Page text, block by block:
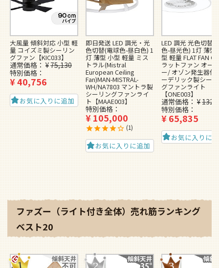
大風量 傾斜対応 小型 軽
量 コイズミ製シーリン
グファン【KIC033】
通常価格 ¥75,130
特別価格
¥40,756
お気に入りに追加
即日発送 LED 調光・光
色切替(電球色-昼白色) 1
灯 薄型 小型 軽量 ミス
トラル(Mistral
European Ceiling
Fan)MAN-MISTRAL-
WH/NA7803 マントラ製
シーリングファンライ
ト【MAAE003】
特別価格
¥105,000
1
お気に入りに追加
LED 調光 光色切替(
色-昼光色) 1灯 薄型
型 軽量 FLAT FAN
ラットファン オー
ー/ オゾン発生器付
ーデリック製シー
グファンライト
【ONE003】
通常価格 ¥
特別価格
¥65,835
お気に入りに
ファズー（ライト付き全体）売れ筋ランキング
ベスト20